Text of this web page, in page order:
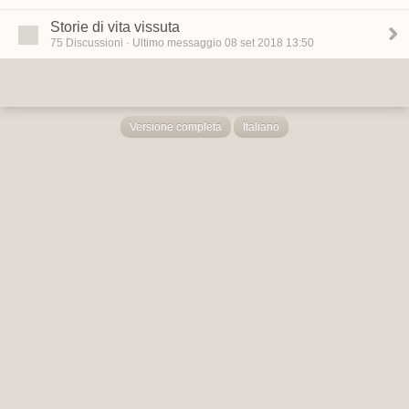
Storie di vita vissuta
75 Discussioni · Ultimo messaggio 08 set 2018 13:50
Versione completa Italiano